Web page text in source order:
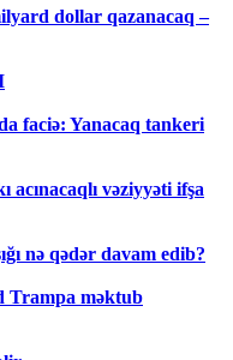
dollar qazanacaq –
faciə: Yanacaq tankeri
acınacaqlı vəziyyəti ifşa
nə qədər davam edib?
Trampa məktub